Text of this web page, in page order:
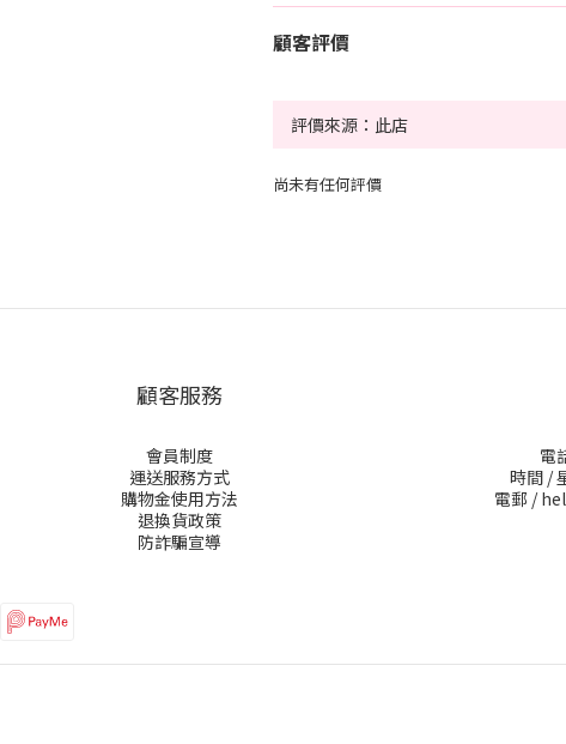
顧客評價
尚未有任何評價
顧客服務
會員制度
運送服務方式
購物金使用方法
退換貨政策
防詐騙宣導
電
時間 /
電郵 /